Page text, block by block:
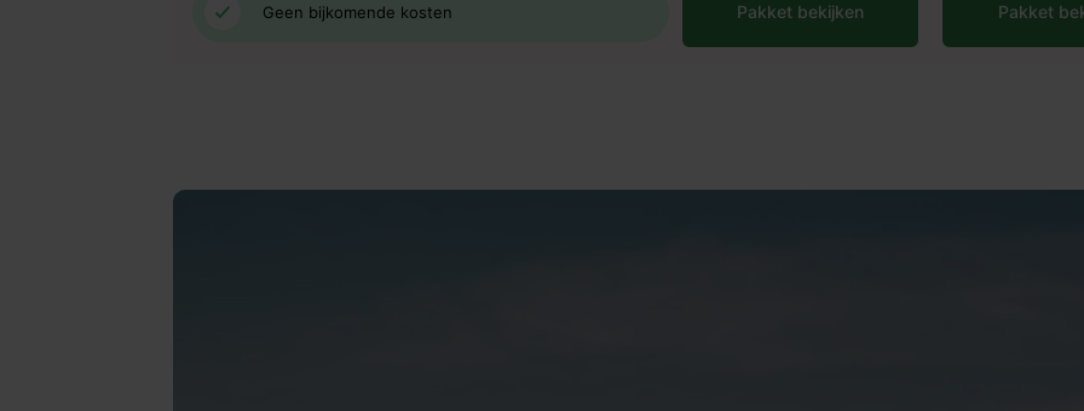
Geen bijkomende kosten Pakket bekijken Pakket